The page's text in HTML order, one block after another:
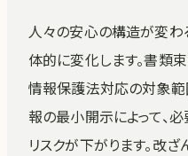
人々の安心の構造が変わ
体的に変化します。書類
情報保護法対応の対象範
報の最小開示によって、
リスクが下がります。改